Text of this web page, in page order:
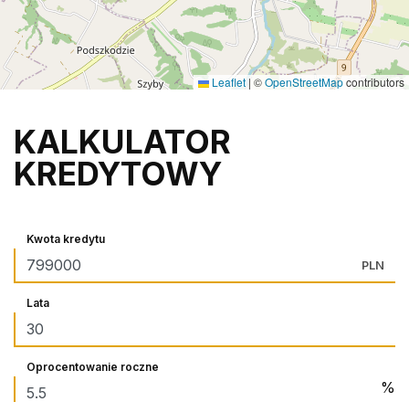
Leaflet | ©OpenStreetMapcontributors
KALKULATOR
KREDYTOWY
Kwota kredytu
PLN
Lata
Oprocentowanie roczne
%